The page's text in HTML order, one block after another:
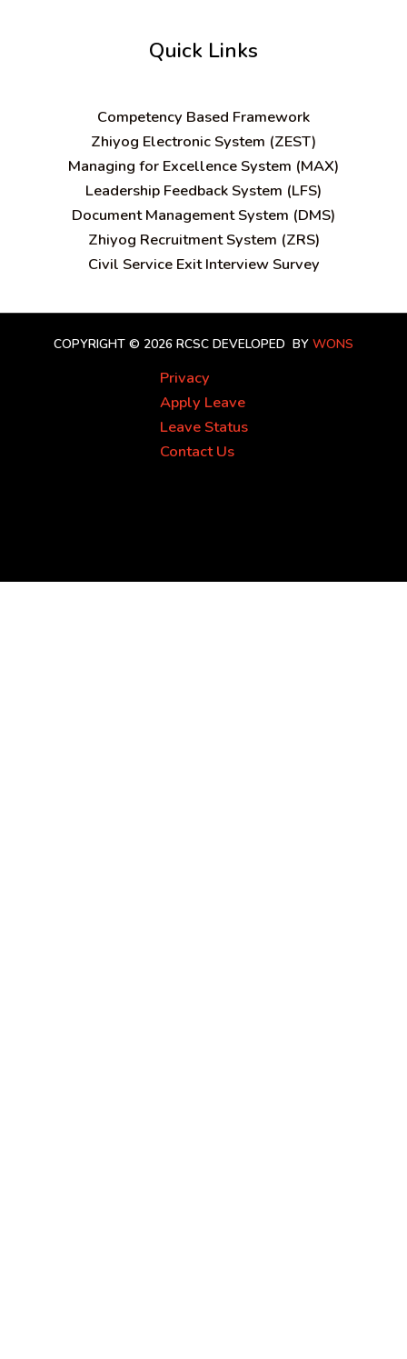
Quick Links
Competency Based Framework
Zhiyog Electronic System (ZEST)
Managing for Excellence System (MAX)
Leadership Feedback System (LFS)
Document Management System (DMS)
Zhiyog Recruitment System (ZRS)
Civil Service Exit Interview Survey
COPYRIGHT © 2026 RCSC DEVELOPED BY WONS
Privacy
Apply Leave
Leave Status
Contact Us